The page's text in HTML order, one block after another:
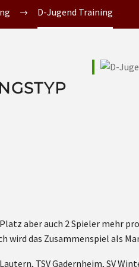
D-Jugend Training
aber auch 2 Spieler mehr
wird das Zusammenspiel als
TSV Gadernheim, SV